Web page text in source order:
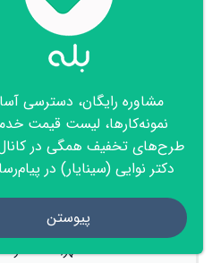
پس نگران از دست
از طرف دیگر کرونا
ممکن است در
باشد.
پاسخ
Mohamad
28 مهر, 1401 در 4:57 ق.ظ
مشاوره رایگان، دسترسی
نمونه‌کارها، لیست قیمت
طرح‌های تخفیف همگی در
دکتر نوایی (سینایار) در
پیوستن
تماس با ما
Open